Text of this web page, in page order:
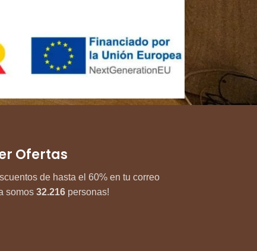
Ofertas
de hasta el 60% en tu correo
somos 32.216personas!